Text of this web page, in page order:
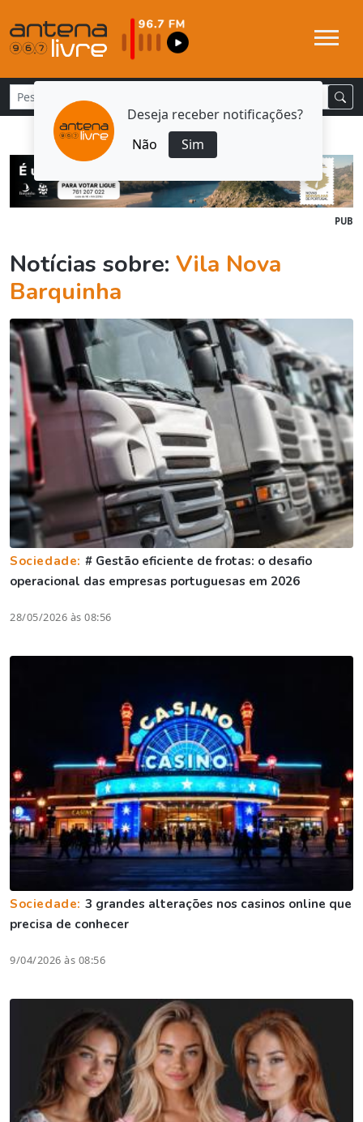
Deseja receber notificações?
Não
Sim
PUB
Notícias sobre: Vila Nova
Barquinha
Sociedade: # Gestão eficiente de frotas: o desafio
operacional das empresas portuguesas em 2026
28/05/2026 às 08:56
Sociedade: 3 grandes alterações nos casinos online que
precisa de conhecer
9/04/2026 às 08:56